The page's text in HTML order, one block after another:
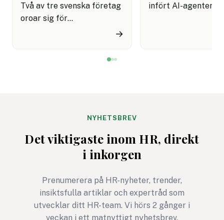
Två av tre svenska företag
oroar sig för
innebär semestertider med
fem bästa tips för ett
säkrare sommarkontor.
→
infört AI-agenter i
NYHETSBREV
Det viktigaste inom HR, direkt
i inkorgen
Prenumerera på HR-nyheter, trender,
insiktsfulla artiklar och expertråd som
utvecklar ditt HR-team. Vi hörs 2 gånger i
veckan i ett matnyttigt nyhetsbrev.